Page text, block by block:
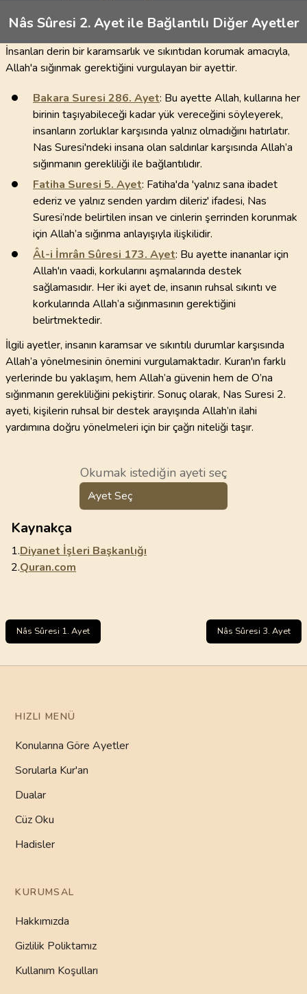
Nâs Sûresi 2. Ayet ile Bağlantılı Diğer Ayetler
İnsanları derin bir karamsarlık ve sıkıntıdan korumak amacıyla,
Allah'a sığınmak gerektiğini vurgulayan bir ayettir.
Bakara Suresi 286. Ayet: Bu ayette Allah, kullarına her
birinin taşıyabileceği kadar yük vereceğini söyleyerek,
insanların zorluklar karşısında yalnız olmadığını hatırlatır.
Nas Suresi'ndeki insana olan saldırılar karşısında Allah’a
sığınmanın gerekliliği ile bağlantılıdır.
Fatiha Suresi 5. Ayet: Fatiha'da 'yalnız sana ibadet
ederiz ve yalnız senden yardım dileriz' ifadesi, Nas
Suresi’nde belirtilen insan ve cinlerin şerrinden korunmak
için Allah’a sığınma anlayışıyla ilişkilidir.
Âl-i İmrân Sûresi 173. Ayet: Bu ayette inananlar için
Allah'ın vaadi, korkularını aşmalarında destek
sağlamasıdır. Her iki ayet de, insanın ruhsal sıkıntı ve
korkularında Allah’a sığınmasının gerektiğini
belirtmektedir.
İlgili ayetler, insanın karamsar ve sıkıntılı durumlar karşısında
Allah’a yönelmesinin önemini vurgulamaktadır. Kuran'ın farklı
yerlerinde bu yaklaşım, hem Allah’a güvenin hem de O’na
sığınmanın gerekliliğini pekiştirir. Sonuç olarak, Nas Suresi 2.
ayeti, kişilerin ruhsal bir destek arayışında Allah’ın ilahi
yardımına doğru yönelmeleri için bir çağrı niteliği taşır.
Okumak istediğin ayeti seç
Ayet Seç
Kaynakça
1.Diyanet İşleri Başkanlığı
2.Quran.com
Nâs Sûresi 1. Ayet Nâs Sûresi 3. Ayet
HIZLI MENÜ
Konularına Göre Ayetler
Sorularla Kur'an
Dualar
Cüz Oku
Hadisler
KURUMSAL
Hakkımızda
Gizlilik Poliktamız
Kullanım Koşulları